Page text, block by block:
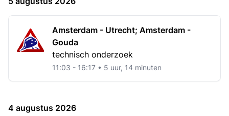
Amsterdam - Utrecht; Amsterdam -
Gouda
technisch onderzoek
11:03 - 16:17 • 5 uur, 14 minuten
4 augustus 2026